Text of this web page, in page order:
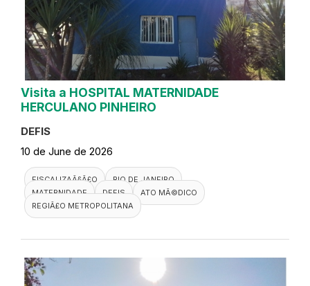
Visita a HOSPITAL MATERNIDADE
HERCULANO PINHEIRO
DEFIS
10 de June de 2026
FISCALIZAÃ§Ã£O
RIO DE JANEIRO
MATERNIDADE
DEFIS
ATO MÃ©DICO
REGIÃ£O METROPOLITANA